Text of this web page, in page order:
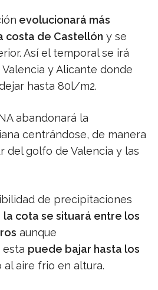
evolucionará más
costa de Castellón y se
Así el temporal se irá
y Alicante donde
hasta 80l/m2.
abandonará la
centrándose, de manera
del golfo de Valencia y las
de precipitaciones
la cota se situará entre los
aunque
puede bajar hasta los
al aire frio en altura.